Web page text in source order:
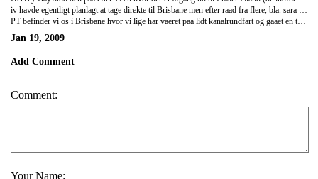
PT befinder vi os i Brisbane hvor vi lige har vaeret paa lidt kanalrundfart og gaaet en tur rundt i byen.... saa maa vi se hva vi finder paa
Jan 19, 2009
Add Comment
Comment:
Your Name: